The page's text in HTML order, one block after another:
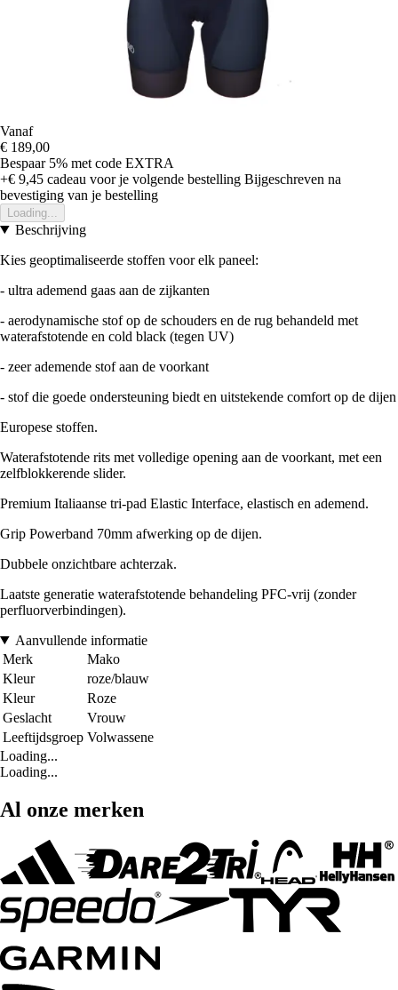
Vanaf
€ 189,00
Bespaar 5% met code EXTRA
+€ 9,45 cadeau voor je volgende bestelling Bijgeschreven na
bevestiging van je bestelling
Loading...
Beschrijving
Kies geoptimaliseerde stoffen voor elk paneel:
- ultra ademend gaas aan de zijkanten
- aerodynamische stof op de schouders en de rug behandeld met
waterafstotende en cold black (tegen UV)
- zeer ademende stof aan de voorkant
- stof die goede ondersteuning biedt en uitstekende comfort op de dijen
Europese stoffen.
Waterafstotende rits met volledige opening aan de voorkant, met een
zelfblokkerende slider.
Premium Italiaanse tri-pad Elastic Interface, elastisch en ademend.
Grip Powerband 70mm afwerking op de dijen.
Dubbele onzichtbare achterzak.
Laatste generatie waterafstotende behandeling PFC-vrij (zonder
perfluorverbindingen).
Aanvullende informatie
Merk
Mako
Kleur
roze/blauw
Kleur
Roze
Geslacht
Vrouw
Leeftijdsgroep Volwassene
Loading...
Loading...
Al onze merken